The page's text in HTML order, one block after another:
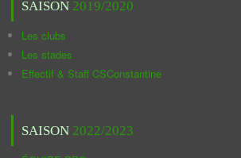
SAISON 2019/2020
Les clubs
Les stades
Effectif & Staff CSConstantine
SAISON 2022/2023